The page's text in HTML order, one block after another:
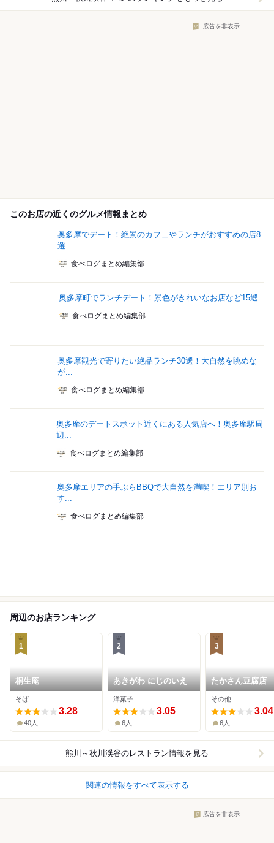
広告を非表示
このお店の近くのグルメ情報まとめ
奥多摩でデート！絶景のカフェやランチがおすすめの店8
選
食べログまとめ編集部
奥多摩町でランチデート！景色がきれいなお店など15選
食べログまとめ編集部
奥多摩観光で寄りたい絶品ランチ30選！大自然を眺めな
が...
食べログまとめ編集部
奥多摩のデートスポット近くにある人気店へ！奥多摩駅周
辺...
食べログまとめ編集部
奥多摩エリアの手ぶらBBQで大自然を満喫！エリア別お
す...
食べログまとめ編集部
周辺のお店ランキング
1
桐生庵
そば
3.28
40人
2
あきがわ にじのいえ
洋菓子
3.05
6人
3
たかさん豆腐店
その他
3.04
6人
熊川～秋川渓谷のレストラン情報を見る
関連の情報をすべて表示する
広告を非表示